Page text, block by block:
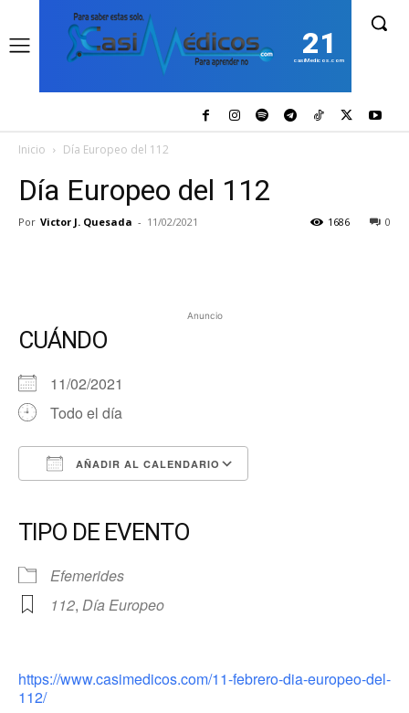
21
casiMedicos.com
Inicio Día Europeo del 112
Día Europeo del 112
Por Victor J. Quesada - 11/02/2021 0
1686
Anuncio
CUÁNDO
11/02/2021
Todo el día
AÑADIR AL CALENDARIO
TIPO DE EVENTO
Efemerides
112, Día Europeo
https://www.casimedicos.com/11-febrero-dia-europeo-del-
112/